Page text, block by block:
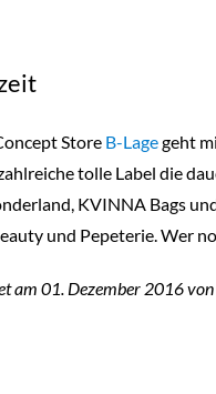
Store B-Lagegeht
tolle Label die
KVINNA Bags
und Pepeterie. Wer
am 01. Dezember 2016